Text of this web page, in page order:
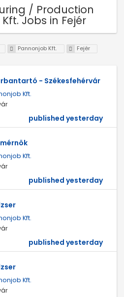
/ Production
Jobs in Fejér
Pannonjob Kft.
Fejér
- Székesfehérvár
Kft.
published yesterday
Kft.
published yesterday
Kft.
published yesterday
Kft.